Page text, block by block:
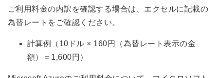
ご利用料金の内訳を確認する場合は、エクセルに記載の
為替レートをご確認ください。
計算例（10ドル × 160円（為替レート表示の金
額）＝1,600円）